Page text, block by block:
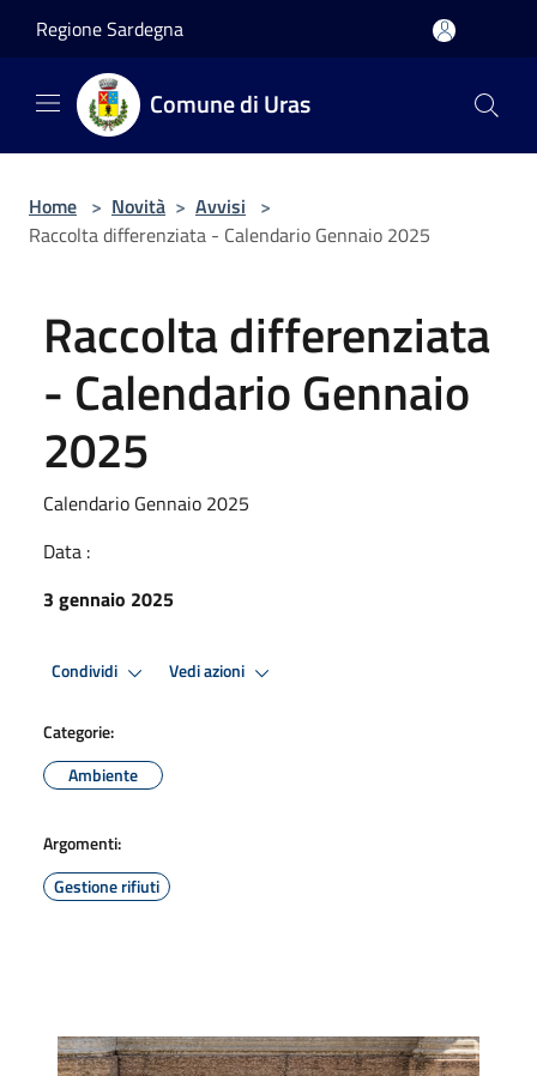
Regione Sardegna
Comune di Uras
Home > Novità > Avvisi >
Raccolta differenziata - Calendario Gennaio 2025
Raccolta differenziata
- Calendario Gennaio
2025
Calendario Gennaio 2025
Data :
3 gennaio 2025
Condividi Vedi azioni
Categorie:
Ambiente
Argomenti:
Gestione rifiuti